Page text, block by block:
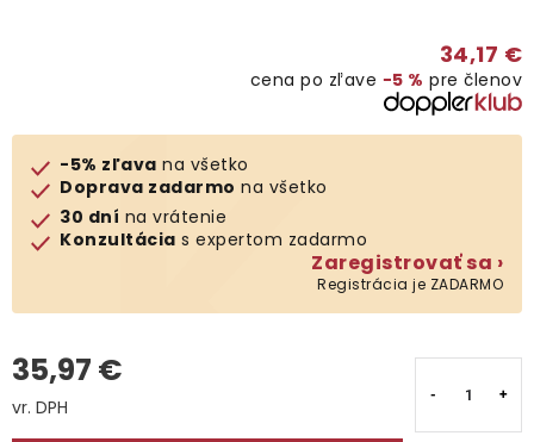
Klub výhod
O nás
Kontakty
34,17 €
cena po zľave −5 % pre členov
-5% zľava na všetko
Doprava zadarmo na všetko
30 dní na vrátenie
Konzultácia s expertom zadarmo
Zaregistrovať sa ›
Registrácia je ZADARMO
35,97 €